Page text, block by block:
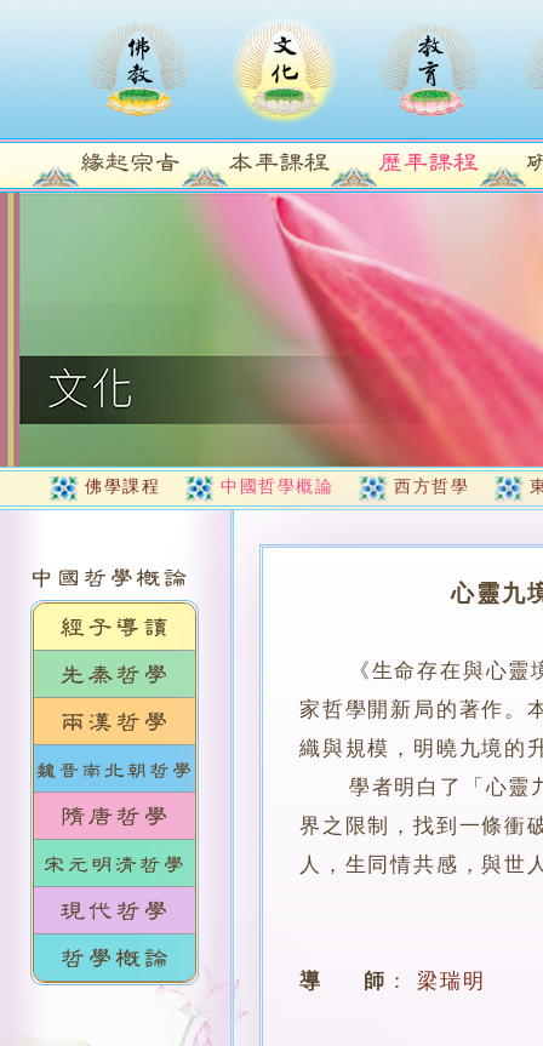
佛學課程 中國哲學概論 西方哲學
心靈九
《生命存在與心
家哲學開新局的著作。
織與規模，明曉九境的
學者明白了「心靈九
界之限制，找到一條衝
人，生同情共感，與世
導 師 ： 梁瑞明